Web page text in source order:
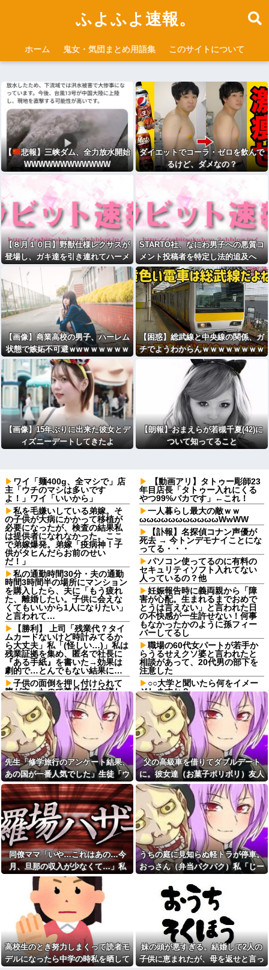
ふよふよ速報。
ホーム 鬼女・気団まとめ用語集 このサイトについて
【
悲報】三峡ダム、全力放水開始
WWWWWWWWWWWW
ダイエットでコーラ・ゼロを飲んで
るけど、ダメなの？
【８月１０日】野獣仕様レクサスが
登場し、ガキ達を引き連れてハーメ
ルンの笛吹き状態となる （※動画あ
り）
STARTO社、なにわ男子への悪質コ
メント投稿者を特定し法的追及へ
「特定メンバーの存在を否定するコ
メントを執拗に」米Metaへ情報開示
【画像】商業高校の男子、ハーレム
状態で嫉妬不可避ｗwｗｗｗｗｗｗ
ｗｗｗｗｗｗｗｗ
【困惑】総武線と中央線の関係、ガ
チでようわからんｗｗｗｗｗｗｗｗ
ｗｗ
【画像】15年ぶりに出来た彼女とデ
ィズニーデートしてきたよ
【朗報】おまえらが若槻千夏(42)に
ついて知ってること
ワイ「麺400g、全マシで」店
主「ウチのマシは多いです
よ！」ワイ「いいから」
私を毛嫌いしている弟嫁。そ
の子供が大病にかかって移植が
必要になったが、検査の結果私
は提供者になれなかった。ここ
で弟嫁爆発。弟嫁「疫病神！子
供がタヒんだらお前のせい
だ！」
私の通勤時間30分・夫の通勤
時間3時間半の場所にマンション
を購入したら、夫に「もう疲れ
た、離婚したい。子供に会えな
くてもいいから1人になりたい」
と言われて…
【勝利】 上司「残業代？タイ
ムカードないけど時計みてるか
ら大丈夫」私「(怪しい…)」私は
残業証拠を集め、匿名で社長に
『ある手紙』を書いた→効果は
劇的で…とんでもない結果に…
子供の面倒を押し付けられて
腹が立ったので義兄嫁に抗議し
たら、なぜか向こうも物凄く怒
っている→全て私の旦那のせい
だった
ショートスリーバー堀大輔さ
ん、とんでもない事になるｗｗ
ｗｗｗｗｗｗ
【画像】付き合いたて彼女
「ごめーんちょびっツ散らかっ
てるけど上がって～！」←お前
らだったらコレ別れる
か？？？？？
【画像】35歳でおばあちゃん
になったギャルさん、可愛過ぎ
て嫉妬不可避w w w w w w w w
w w w
【衝撃】「史上最大のデマ、
流言飛語」と聞いて思いつくの
は？→大体一致する件w w w w
w w w
【画像】ワイ底辺期間工の夕
食がこちらｗｗｗｗｗ
友人の親が営む店で車を購入
しただけなのに、友人から「裏
切った」と責められるようにな
った理由が理解できず…
マックの招待券を使おうとし
たら店員に番号を聞かれた。激
怒した僕は「どうしてくれんね
ん！！！無料券よこせ
【動画アリ】タトゥー彫師23
年目店長「タトゥー入れにくる
やつ99%バカです」←これ！
一人暮らし最大の敵ｗｗ
ωωωωωωωωωωωWwWW
【訃報】名探偵コナン声優が
死去 → 今トンデモナイことにな
ってる・・・
パソコン使ってるのに有料の
セキュリティソフト入れてない
人っているの？他
妊娠報告時に義両親から「障
害が心配。生まれるまでおめで
とうは言えない」と言われた日
の不快感が一生許せない！何事
もなかったかのように孫フィー
バーしてるし
職場の60代女パートが若手か
らうるせえクソ婆と言われたと
相談があって、20代男の部下を
注意した
○○大学と聞いたら何をイメー
ジしますか？
氷色のすずか！！ 第30話
私「今夜は刺身だけど食べに
来る？」彼氏「行く！」→新鮮
な物を食べさせたいので彼氏が
来てから捌き始めたら「うう
ぇ・・・グロ・・・それ本当に
食べるの？」
久しぶりに地元の同窓会に行
ったら、私を見た瞬間何人かが
固まった。「え、生きてた
の？」
「伏線回収すげえ！」より
「え、これ伏線だったのか
よ…」って後から気づく展開の
方が好き
妊娠報告時に義両親から「障
害が心配。生まれるまでおめで
とうは言えない」と言われた日
の不快感が一生許せない！何事
バーしてるし
まだ仔猫だから、up画像見て
は「大人になったらこんな感じ
になるかな」ってニヤニヤして
しまう【再】
私「夫がギャンブル依存症で
す。でも離婚したくない」一同
「きっぱり辞めさせるべき」→
私「回数を減らすって言ってく
先生「修学旅行のアンケート結果、
あの国が一番人気でした」生徒「ウ
ソだ！沖縄や北海道が人気だっ
た！」→トンデモナイことに・・・
父の高級車を借りてダブルデート
に。彼女達（お菓子ボリボリ）友人
「人の車の中だぞ。やめろ」→する
と…
同僚ママ「いや…これはあの…今
月、旦那の収入が少なくて…」私
「はい？」→ 同僚ママが隠したもの
を見ると・・・
うちの庭に見知らぬ軽トラが停車。
おっさん（弁当パクパク）私「じー
ードで出て行ったと思ったら…
高校生のとき努力しまくって読者モ
デルになったら中学の時私を晒して
妹の頭が悪すぎる。結婚して2人の
子供に恵まれたが、母を返せと言っ